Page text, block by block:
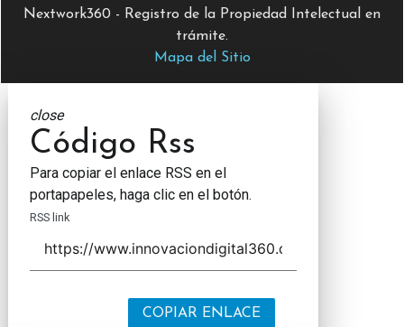
Nextwork360 - Registro de la Propiedad Intelectual en
trámite.
Mapa del Sitio
close
Código Rss
Para copiar el enlace RSS en el
portapapeles, haga clic en el botón.
RSS link
COPIAR ENLACE